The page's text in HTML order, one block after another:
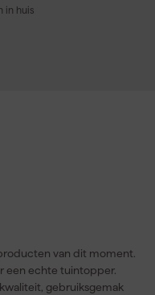
in huis
van dit moment.
een echte tuintopper.
gebruiksgemak